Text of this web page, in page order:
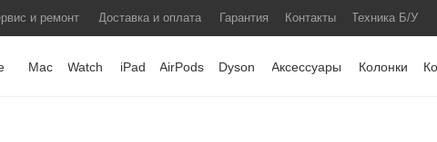
Техника Б/У
Контакты
Гарантия
Доставка и оплата
и ремонт
Колонки
Аксессуары
Dyson
AirPods
iPad
Watch
Mac